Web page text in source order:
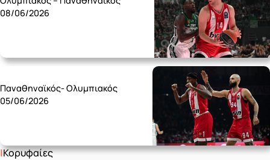
08/06/2026
Παναθηναϊκός- Ολυμπιακός
05/06/2026
Κορυφαίες